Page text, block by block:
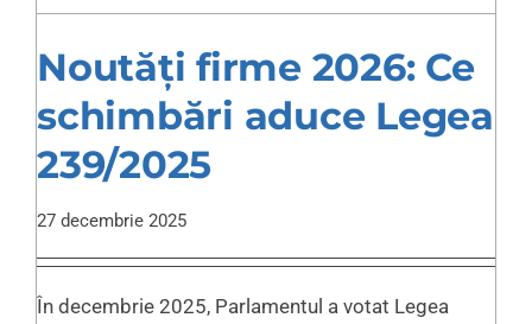
Noutăți firme 2026: Ce
schimbări aduce Legea
239/2025
27 decembrie 2025
În decembrie 2025, Parlamentul a votat Legea